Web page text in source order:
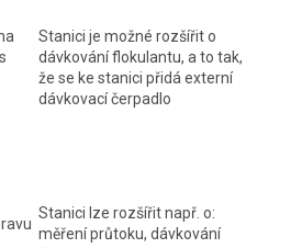
Stanici je možné rozšířit o
dávkování flokulantu, a to tak,
že se ke stanici přidá externí
dávkovací čerpadlo
Stanici lze rozšířit např. o:
měření průtoku, dávkování